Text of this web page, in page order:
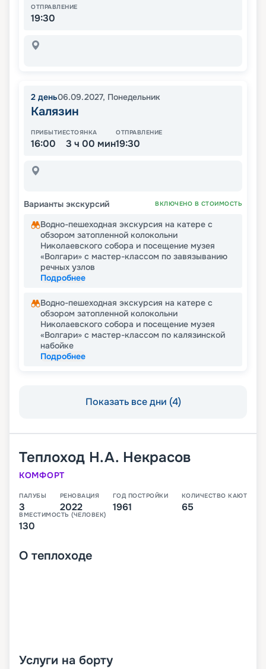
ОТПРАВЛЕНИЕ
19:30
2 день06.09.2027, Понедельник
Калязин
ПРИБЫТИЕ
16:00
СТОЯНКА
3 ч 00 мин
ОТПРАВЛЕНИЕ
19:30
Варианты экскурсий ВКЛЮЧЕНО В СТОИМОСТЬ
Водно-пешеходная экскурсия на катере с
обзором затопленной колокольни
Николаевского собора и посещение музея
«Волгари» с мастер-классом по завязыванию
речных узлов
Подробнее
Водно-пешеходная экскурсия на катере с
обзором затопленной колокольни
Николаевского собора и посещение музея
«Волгари» с мастер-классом по калязинской
набойке
Подробнее
Показать все дни (4)
Теплоход Н.А. Некрасов
КОМФОРТ
ПАЛУБЫ
3
РЕНОВАЦИЯ
2022
ГОД ПОСТРОЙКИ
1961
КОЛИЧЕСТВО КАЮТ
65
ВМЕСТИМОСТЬ (ЧЕЛОВЕК)
130
О теплоходе
Услуги на борту